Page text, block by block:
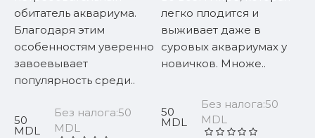
обитатель аквариума.
Благодаря этим
особенностям уверенно
завоевывает
популярность среди..
50
MDL
Без налога:50
MDL
легко плодится и
выживает даже в
суровых аквариумах у
новичков. Множе..
50
MDL
Без налога:50
MDL